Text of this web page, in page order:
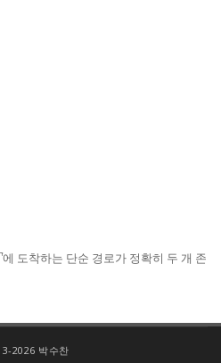
에 도착하는 단순 경로가 정확히 두 개 존
2026 박수찬